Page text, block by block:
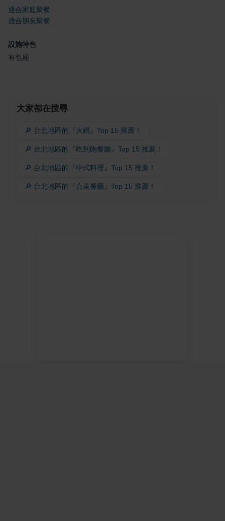
適合家庭聚餐
適合朋友聚餐
設施特色
有包廂
大家都在搜尋
🔎 台北地區的『火鍋』Top 15 推薦！
🔎 台北地區的『吃到飽餐廳』Top 15 推薦！
🔎 台北地區的『中式料理』Top 15 推薦！
🔎 台北地區的『合菜餐廳』Top 15 推薦！